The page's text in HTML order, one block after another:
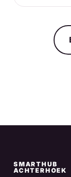
SMARTHUB
ACHTERHOEK